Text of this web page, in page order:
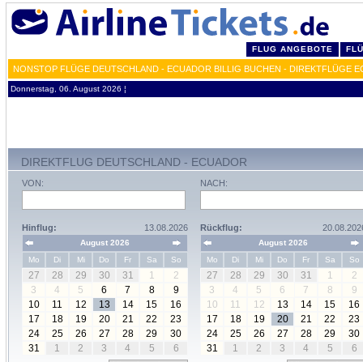
FLUG ANGEBOTE
NONSTOP FLÜGE DEUTSCHLAND - ECUADOR BILLIG BUCHEN - DIREKTFLÜGE
Donnerstag, 06. August 2026 ¦
DIREKTFLUG DEUTSCHLAND - ECUADOR
VON:
Hinflug: 13.08.2026
August 2026
Mo
Di Mi Do Fr Sa So
27 28 29 30 31 1
2
3
4 5 6 7 8
9
10
11 12 13 14 15
16
17
18 19 20 21 22
23
24
25 26 27 28 29
30
31
1 2 3 4 5 6
NACH:
Rückflug:
August 2026
Mo
Di Mi Do Fr Sa So
27 28 29 30 31 1
2
3
4 5 6 7 8
9
10
11 12 13 14 15
16
17
18 19 20 21 22
23
24
25 26 27 28 29
30
31
1 2 3 4 5 6